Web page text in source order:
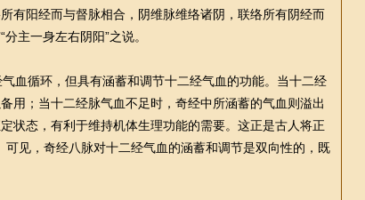
有阳经而与督脉相合，阴维脉维络诸阴，联络所有阴经而
主一身左右阴阳”之说。
血循环，但具有涵蓄和调节十二经气血的功能。当十二经
用；当十二经脉气血不足时，奇经中所涵蓄的气血则溢出
状态，有利于维持机体生理功能的需要。这正是古人将正
可见，奇经八脉对十二经气血的涵蓄和调节是双向性的，既